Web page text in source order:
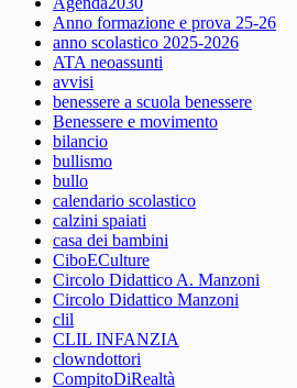
Anno formazione e prova 25-26
anno scolastico 2025-2026
ATA neoassunti
avvisi
benessere a scuola benessere
Benessere e movimento
bilancio
bullismo
bullo
calendario scolastico
calzini spaiati
casa dei bambini
CiboECulture
Circolo Didattico A. Manzoni
Circolo Didattico Manzoni
clil
CLIL INFANZIA
clowndottori
CompitoDiRealtà